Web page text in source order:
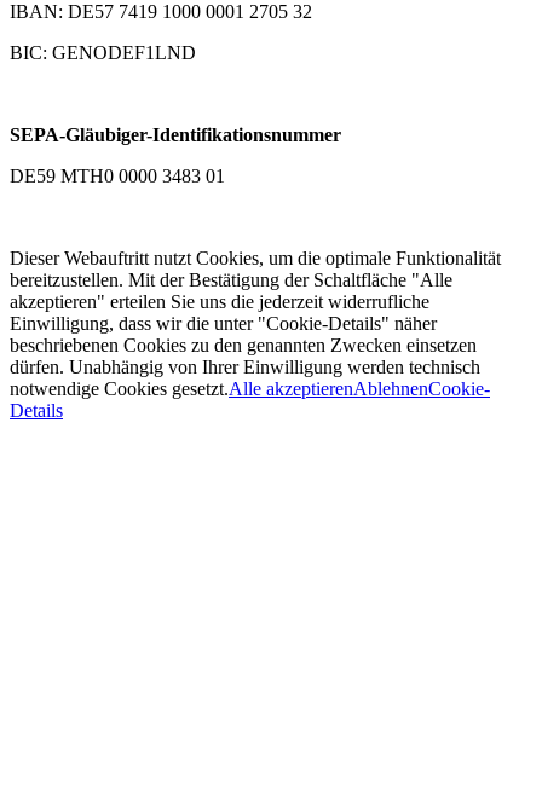
IBAN: DE57 7419 1000 0001 2705 32
BIC: GENODEF1LND
SEPA-Gläubiger-Identifikationsnummer
DE59 MTH0 0000 3483 01
Dieser Webauftritt nutzt Cookies, um die optimale Funktionalität
bereitzustellen. Mit der Bestätigung der Schaltfläche "Alle
akzeptieren" erteilen Sie uns die jederzeit widerrufliche
Einwilligung, dass wir die unter "Cookie-Details" näher
beschriebenen Cookies zu den genannten Zwecken einsetzen
dürfen. Unabhängig von Ihrer Einwilligung werden technisch
notwendige Cookies gesetzt.Alle akzeptierenAblehnenCookie-
Details